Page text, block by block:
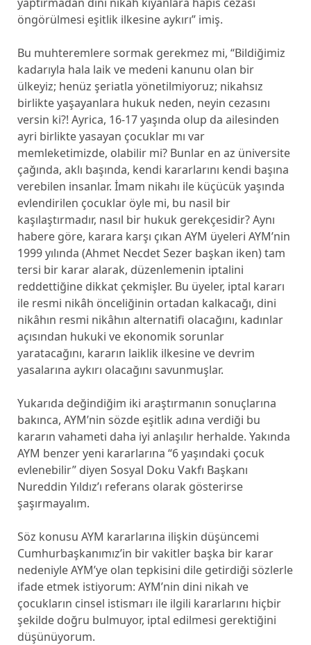
öngörülmesi eşitlik ilkesine aykırı” imiş.
Bu muhteremlere sormak gerekmez mi, “Bildiğimiz
kadarıyla hala laik ve medeni kanunu olan bir
ülkeyiz; henüz şeriatla yönetilmiyoruz; nikahsız
birlikte yaşayanlara hukuk neden, neyin cezasını
versin ki?! Ayrica, 16-17 yaşında olup da ailesinden
ayri birlikte yasayan çocuklar mı var
memleketimizde, olabilir mi? Bunlar en az üniversite
çağında, aklı başında, kendi kararlarını kendi başına
verebilen insanlar. İmam nikahı ile küçücük yaşında
evlendirilen çocuklar öyle mi, bu nasil bir
kaşılaştırmadır, nasıl bir hukuk gerekçesidir? Aynı
habere göre, karara karşı çıkan AYM üyeleri AYM’nin
1999 yılında (Ahmet Necdet Sezer başkan iken) tam
tersi bir karar alarak, düzenlemenin iptalini
reddettiğine dikkat çekmişler. Bu üyeler, iptal kararı
ile resmi nikâh önceliğinin ortadan kalkacağı, dini
nikâhın resmi nikâhın alternatifi olacağını, kadınlar
açısından hukuki ve ekonomik sorunlar
yaratacağını, kararın laiklik ilkesine ve devrim
yasalarına aykırı olacağını savunmuşlar.
Yukarıda değindiğim iki araştırmanın sonuçlarına
bakınca, AYM’nin sözde eşitlik adına verdiği bu
kararın vahameti daha iyi anlaşılır herhalde. Yakında
AYM benzer yeni kararlarına “6 yaşındaki çocuk
evlenebilir” diyen Sosyal Doku Vakfı Başkanı
Nureddin Yıldız’ı referans olarak gösterirse
şaşırmayalım.
Söz konusu AYM kararlarına ilişkin düşüncemi
Cumhurbaşkanımız’in bir vakitler başka bir karar
nedeniyle AYM’ye olan tepkisini dile getirdiği sözlerle
ifade etmek istiyorum: AYM’nin dini nikah ve
çocukların cinsel istismarı ile ilgili kararlarını hiçbir
şekilde doğru bulmuyor, iptal edilmesi gerektiğini
düşünüyorum.